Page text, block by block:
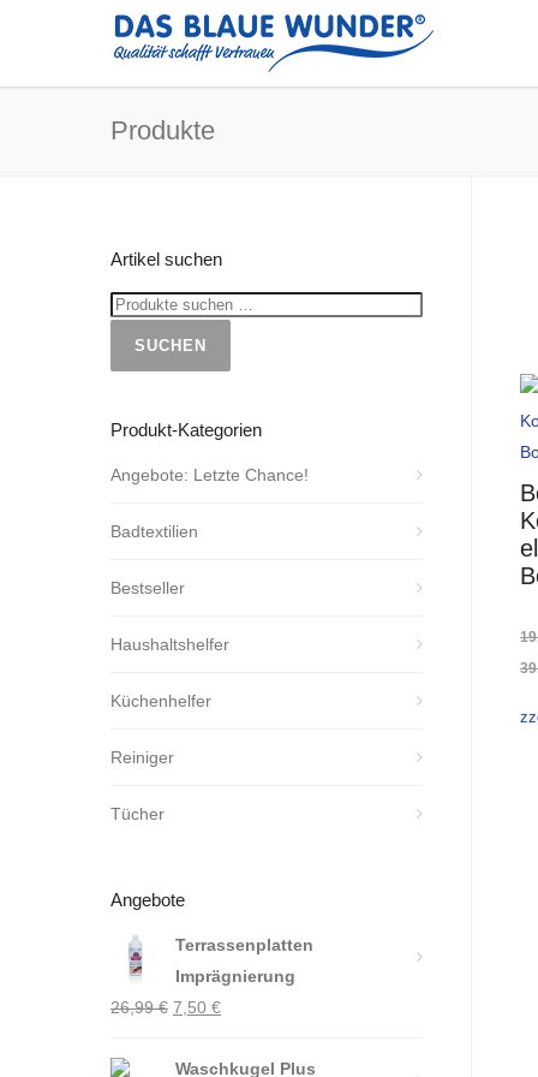
Produkte
Artikel suchen
SUCHEN
Produkt-Kategorien
Angebote: Letzte Chance!
Badtextilien
Bestseller
Haushaltshelfer
Küchenhelfer
Reiniger
Tücher
Angebote
Terrassenplatten
Imprägnierung
26,99€ Ursprünglicher
war:
7,50 €Aktueller
ist:
Waschkugel Plus